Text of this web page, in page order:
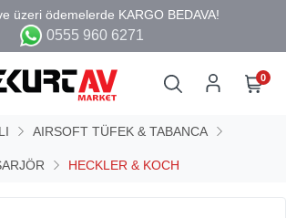
0555 960 6271
0
AIRSOFT TÜFEK & TABANCA
HECKLER & KOCH